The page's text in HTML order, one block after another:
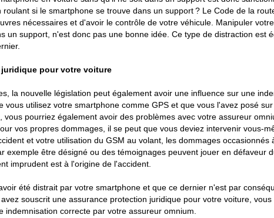
si le smartphone se trouve dans un support ? Le Code de la
nécessaires et d'avoir le contrôle de votre véhicule. Manipuler
un support, n'est donc pas une bonne idée. Ce type de distraction est
pour votre voiture
la nouvelle législation peut également avoir une influence sur une
vous utilisez votre smartphone comme GPS et que vous l'avez posé
pourriez également avoir des problèmes avec votre assureur
vos propres dommages, il se peut que vous deviez intervenir vous-
et votre utilisation du GSM au volant, les dommages occasionnés
exemple être désigné ou des témoignages peuvent jouer en défaveur
imprudent est à l'origine de l'accident.
été distrait par votre smartphone et que ce dernier n'est par
souscrit une assurance protection juridique pour votre voiture,
correcte par votre assureur omnium.